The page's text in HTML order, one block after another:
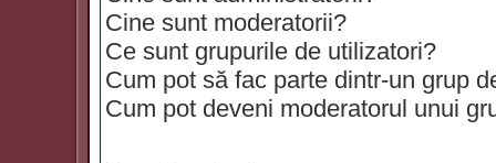
Cine sunt moderatorii?
Ce sunt grupurile de utilizatori?
Cum pot să fac parte dintr-un grup
Cum pot deveni moderatorul unui